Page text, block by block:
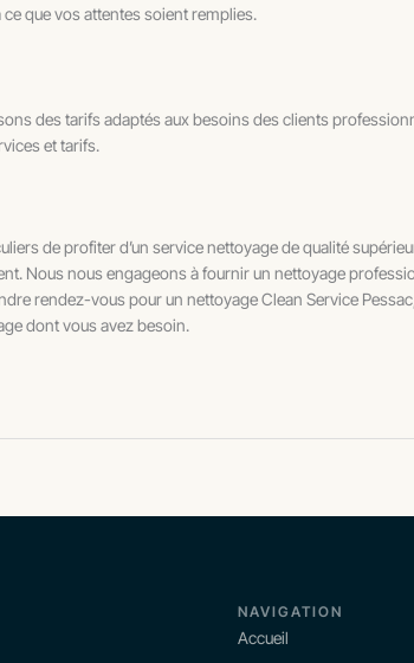
que vos attentes soient remplies.
des tarifs adaptés aux besoins des clients
et tarifs.
de profiter d’un service nettoyage de qualité
Nous nous engageons à fournir un nettoyage
rendez-vous pour un nettoyage Clean Service
dont vous avez besoin.
NAVIGATION
Accueil